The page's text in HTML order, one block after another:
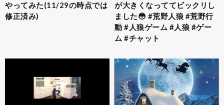
やってみた(11/29の時点では
修正済み)
が大きくなっててビックリし
ました😳 #荒野人狼 #荒野行
動 #人狼ゲーム #人狼 #ゲー
ム #チャット